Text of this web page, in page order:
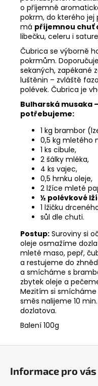
o příjemně
pokrm, do kterého jej
má příjemnou chuť
libečku, celeru i
Čubrica se výborně
pokrmům.
sekaných, zapékané
luštěnin – zvláště
polévek. Čubrica je
Bulharská musaka
potřebujeme:
1 kg brambor
0,5 kg mletého
1 ks cibule,
2 šálky mléka,
4 ks vajec,
0,5 hrnku oleje,
2 lžíce mleté
½ polévkové
1 lžičku
sůl dle chuti.
Postup: Suroviny si
oleje osmažíme
mleté maso, pepř,
a restujeme do
a smícháme s
zbytek oleje a
Mezitím si
směs nalijeme 10
dozlatova.
Balení 100g
ANDSKÝ
KŘÍŘ
TYRKYS
650
Kč
Informace pro vás